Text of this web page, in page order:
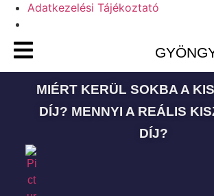
Adatkezelési Tájékoztató
MIÉRT KERÜL SOKBA A
DÍJ? MENNYI A REÁLIS
DÍJ?